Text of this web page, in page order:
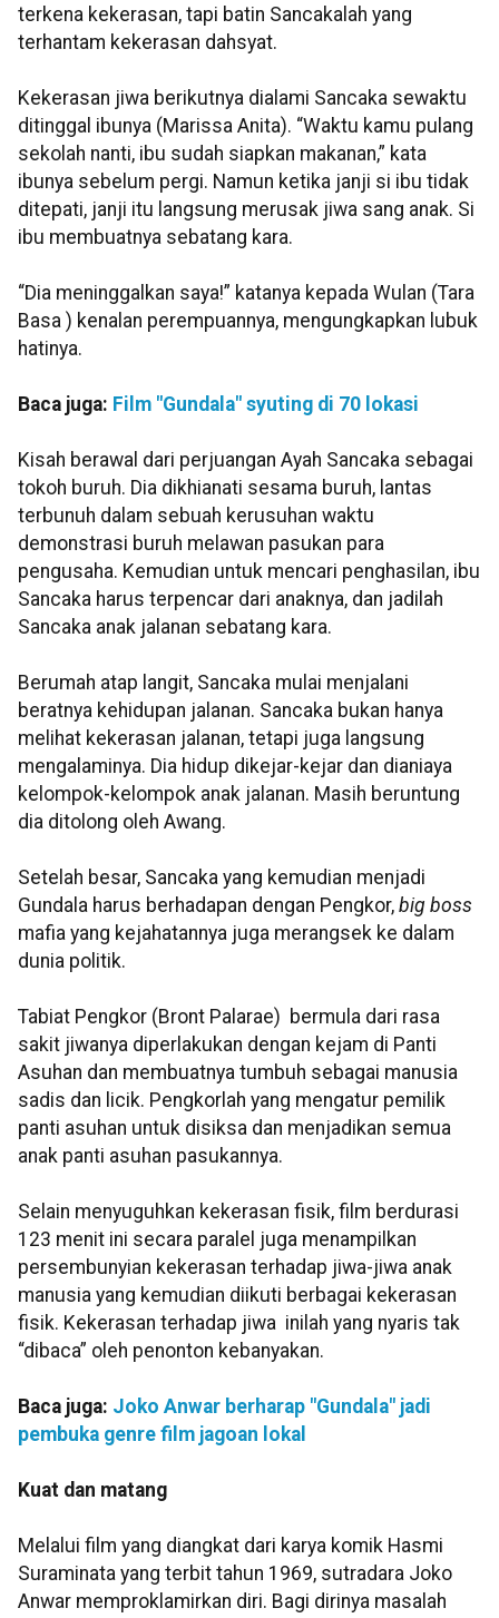
terkena kekerasan, tapi batin Sancakalah yang
terhantam kekerasan dahsyat.
Kekerasan jiwa berikutnya dialami Sancaka sewaktu
ditinggal ibunya (Marissa Anita). “Waktu kamu pulang
sekolah nanti, ibu sudah siapkan makanan,” kata
ibunya sebelum pergi. Namun ketika janji si ibu tidak
ditepati, janji itu langsung merusak jiwa sang anak. Si
ibu membuatnya sebatang kara.
“Dia meninggalkan saya!” katanya kepada Wulan (Tara
Basa ) kenalan perempuannya, mengungkapkan lubuk
hatinya.
Baca juga: Film "Gundala" syuting di 70 lokasi
Kisah berawal dari perjuangan Ayah Sancaka sebagai
tokoh buruh. Dia dikhianati sesama buruh, lantas
terbunuh dalam sebuah kerusuhan waktu
demonstrasi buruh melawan pasukan para
pengusaha. Kemudian untuk mencari penghasilan, ibu
Sancaka harus terpencar dari anaknya, dan jadilah
Sancaka anak jalanan sebatang kara.
Berumah atap langit, Sancaka mulai menjalani
beratnya kehidupan jalanan. Sancaka bukan hanya
melihat kekerasan jalanan, tetapi juga langsung
mengalaminya. Dia hidup dikejar-kejar dan dianiaya
kelompok-kelompok anak jalanan. Masih beruntung
dia ditolong oleh Awang.
Setelah besar, Sancaka yang kemudian menjadi
Gundala harus berhadapan dengan Pengkor, big boss
mafia yang kejahatannya juga merangsek ke dalam
dunia politik.
Tabiat Pengkor (Bront Palarae) bermula dari rasa
sakit jiwanya diperlakukan dengan kejam di Panti
Asuhan dan membuatnya tumbuh sebagai manusia
sadis dan licik. Pengkorlah yang mengatur pemilik
panti asuhan untuk disiksa dan menjadikan semua
anak panti asuhan pasukannya.
Selain menyuguhkan kekerasan fisik, film berdurasi
123 menit ini secara paralel juga menampilkan
persembunyian kekerasan terhadap jiwa-jiwa anak
manusia yang kemudian diikuti berbagai kekerasan
fisik. Kekerasan terhadap jiwa inilah yang nyaris tak
“dibaca” oleh penonton kebanyakan.
Baca juga: Joko Anwar berharap "Gundala" jadi
pembuka genre film jagoan lokal
Kuat dan matang
Melalui film yang diangkat dari karya komik Hasmi
Suraminata yang terbit tahun 1969, sutradara Joko
Anwar memproklamirkan diri. Bagi dirinya masalah